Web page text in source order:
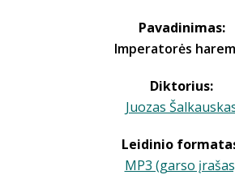
Pavadinimas:
Imperatorės
Diktorius:
Juozas
Leidinio
MP3 (garso